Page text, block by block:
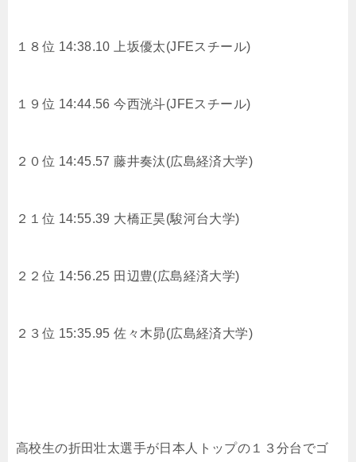
１８位 14:38.10 上坂優太(JFEスチール)
１９位 14:44.56 今西洸斗(JFEスチール)
２０位 14:45.57 藤井奏汰(広島経済大学)
２１位 14:55.39 大橋正昊(駿河台大学)
２２位 14:56.25 田辺豊(広島経済大学)
２３位 15:35.95 佐々木昴(広島経済大学)
高校生の折田壮太選手が日本人トップの１３分台でゴ